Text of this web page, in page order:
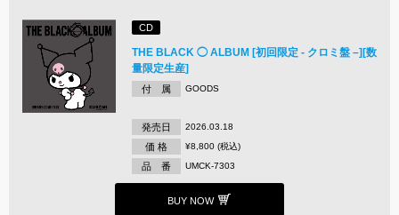
CD
THE BLACK ◯ ALBUM [初回限定 - クロミ盤 –][数
量限定生産]
付 属 GOODS
発売日 2026.03.18
価 格 ¥8,800 (税込)
品 番 UMCK-7303
BUY NOW